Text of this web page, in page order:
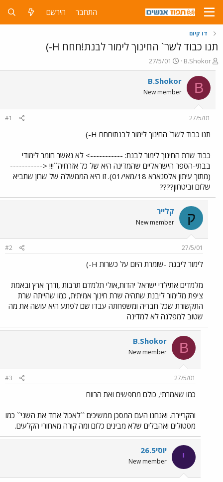
התחבר הירשם
דו קיום
תנו כבוד לשר` החינוך לימור לבנת!חחח H-)
פ
ו
ת
ח
ה
ש
א
B.Shokor
פ
ו
ר
ם
ר
27/5/01
B
B.Shokor
New member
27/5/01
#1
תנו כבוד לשר` החינוך לימור לבנת!חחח H-)
כבוד שרת החינוך לימור לבנת: -----------> לא נאשר חומר לימודי
בבתי-הספר הישראליים שהמדינה היא של כל אזרחיה``!!! <-----------
(מתוך עיתון אלסנארא 18/מאי/01). זו היא הממשלה של שרון שתביא
שלום וביטחון????
ק קלייר
New member
27/5/01
#2
לימור ליבנת -שומרת היום על כשרות H-)
מלמדים אתילדי ישראל יהדות,אולי תלמדם תרבות ,ודרך ארץ ובאמת
ציפת מלימור ליבנת שתהיה שרת חינוך אמיתית, כמו שהייתה שרת
התקשורת שכל חבריה ומשפחתה עבדו שם לפתע היא עושה את מה
שטוב למפלגה לא למדינה
B
B.Shokor
New member
27/5/01
#3
כמו שאמרתי, כולם מחפשים ואת הרווח
והקריירה. ואנחנו העם המסכן ממשיכים ``לאכול אחד את השני`` כמו
מסטולים ואהבלים שלא מבינים כלום ומה קורה מאחורי הקלעים.
י יוסי26.5
New member